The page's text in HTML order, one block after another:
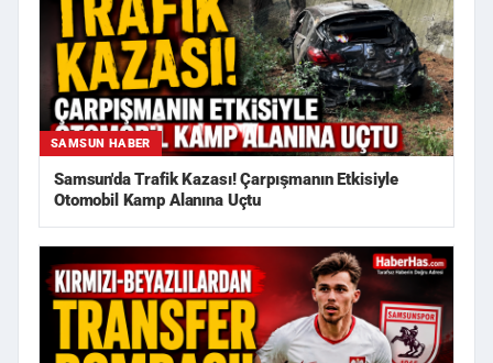
SAMSUN HABER
Samsun'da Trafik Kazası! Çarpışmanın Etkisiyle
Otomobil Kamp Alanına Uçtu